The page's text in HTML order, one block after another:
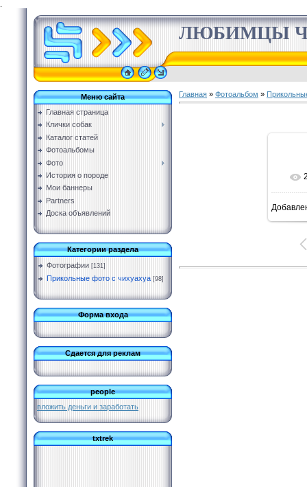
ЛЮБИМЦЫ
Меню сайта
Главная страница
Клички собак
Каталог статей
Фотоальбомы
Фото
История о породе
Мои баннеры
Partners
Доска объявлений
Категории раздела
Фотографии [131]
Прикольные фото с чихуахуа [98]
Форма входа
Сдается для реклам
people
вложить деньги и заработать
txtrek
Главная » Фотоальбом »